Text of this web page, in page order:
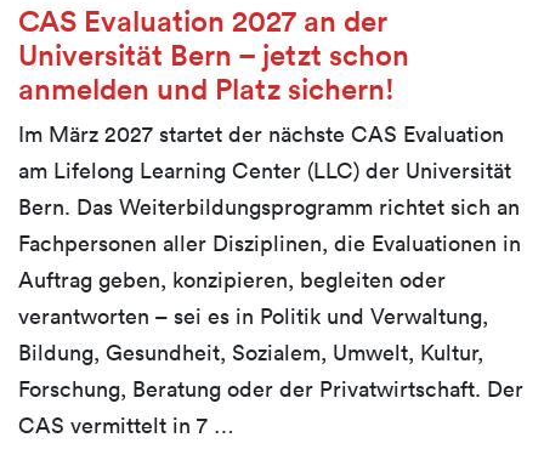
CAS Evaluation 2027 an der
Universität Bern – jetzt schon
anmelden und Platz sichern!
Im März 2027 startet der nächste CAS Evaluation
am Lifelong Learning Center (LLC) der Universität
Bern. Das Weiterbildungsprogramm richtet sich an
Fachpersonen aller Disziplinen, die Evaluationen in
Auftrag geben, konzipieren, begleiten oder
verantworten – sei es in Politik und Verwaltung,
Bildung, Gesundheit, Sozialem, Umwelt, Kultur,
Forschung, Beratung oder der Privatwirtschaft. Der
CAS vermittelt in 7 …